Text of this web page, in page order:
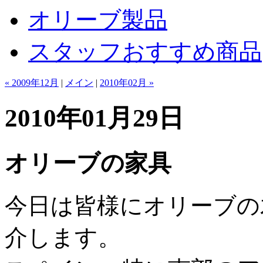
オリーブ製品
スタッフおすすめ商品
« 2009年12月 | メイン | 2010年02月 »
2010年01月29日
オリーブの家具
今日は皆様にオリーブ
介します。